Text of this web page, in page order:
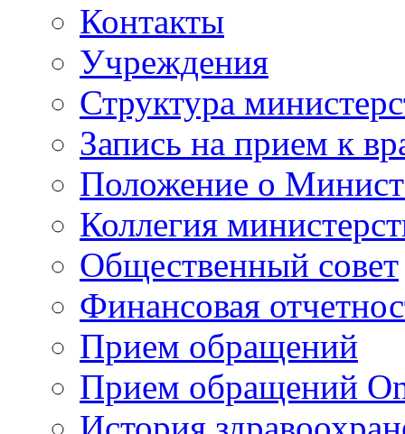
Контакты
Учреждения
Структура
Запись на прием к
Положение о
Коллегия
Общественный совет
Финансовая
Прием обращений
Прием обращений